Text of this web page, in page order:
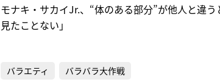
モナキ・サカイJr.、“体のある部分”が他人と違
見たことない」
バラエティ バラバラ大作戦